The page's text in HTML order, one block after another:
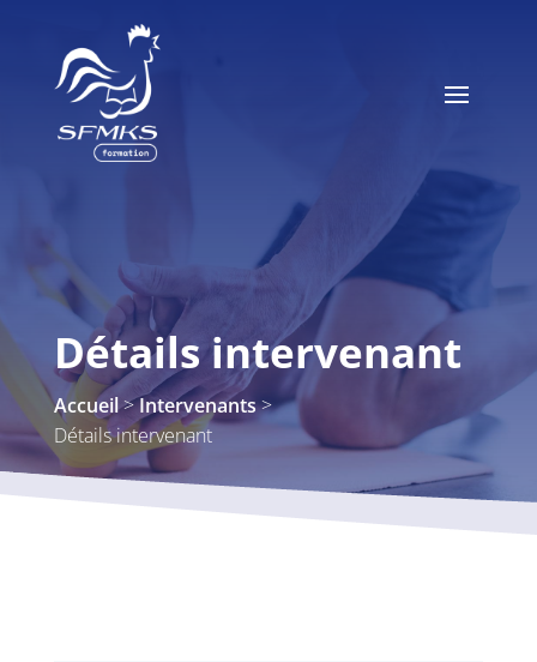
Détails intervenant
Accueil>Intervenants>
Détails intervenant